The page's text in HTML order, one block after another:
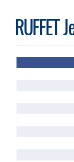
RUFFET